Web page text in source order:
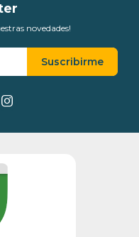
novedades!
Suscribirme
